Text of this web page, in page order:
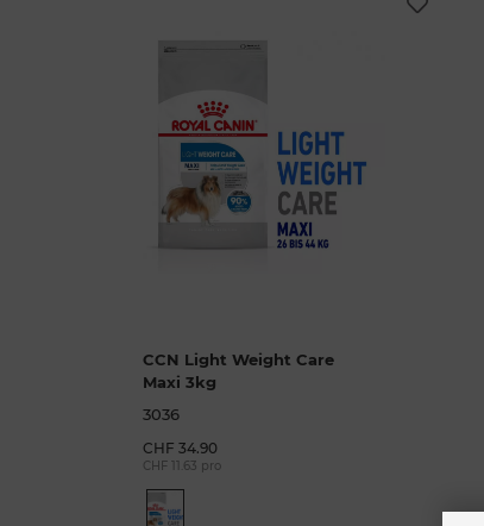
CCN Light Weight Care
Maxi 3kg
3036
CHF 34.90
CHF 11.63 pro